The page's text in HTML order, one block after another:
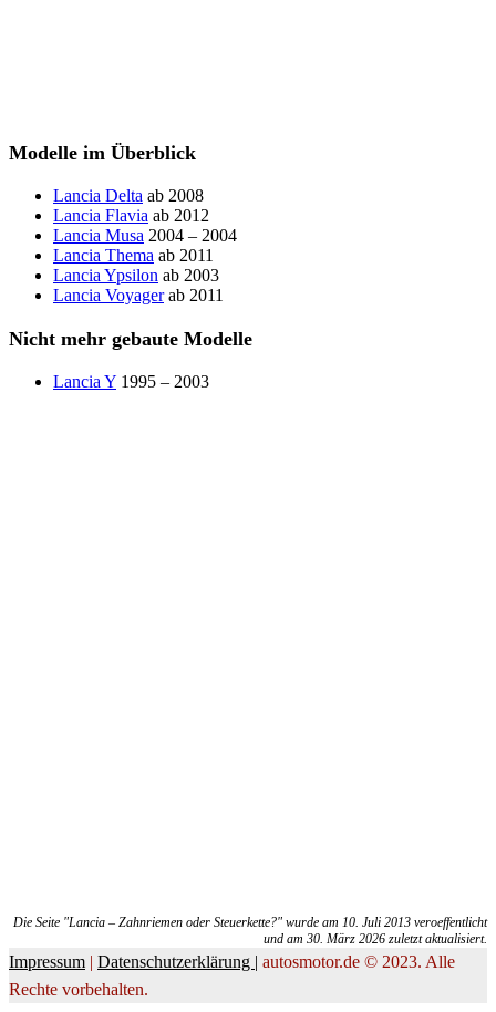
Modelle im Überblick
Lancia Delta ab 2008
Lancia Flavia ab 2012
Lancia Musa 2004 – 2004
Lancia Thema ab 2011
Lancia Ypsilon ab 2003
Lancia Voyagerab 2011
Nicht mehr gebaute Modelle
Lancia Y 1995 – 2003
Die Seite "Lancia – Zahnriemen oder Steuerkette?" wurde am 10. Juli 2013 veroeffentlicht
und am 30. März 2026 zuletzt aktualisiert.
Impressum | Datenschutzerklärung | autosmotor.de © 2023. Alle
Rechte vorbehalten.